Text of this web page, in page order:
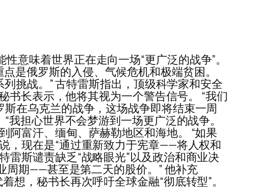
意味着世界正在走向一场“更广泛的战争”。
是俄罗斯的入侵、气候危机和极端贫困。
挑战。” 古特雷斯指出，顶级科学家和安全
书长表示，他将其视为一个警告信号。 “我们
在乌克兰的战争，这场战争即将结束一周
担心世界不会梦游到一场更广泛的战争。
阿富汗、缅甸、萨赫勒地区和海地。 “如果
，现在是“通过重新致力于宪章——将人权和
雷斯谴责缺乏“战略眼光”以及政治和商业决
周期——甚至是第二天的股价。” 他补充
想，秘书长再次呼吁全球金融“彻底转型”。